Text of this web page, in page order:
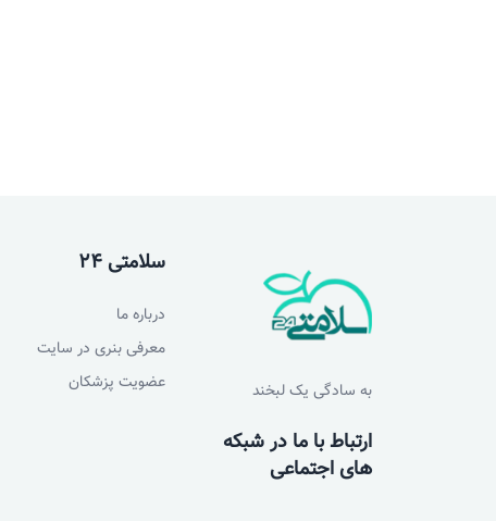
به سادگی یک لبخند
ارتباط با ما در شبکه
های اجتماعی
سلامتی 24
درباره ما
معرفی بنری در سایت
عضویت پزشکان